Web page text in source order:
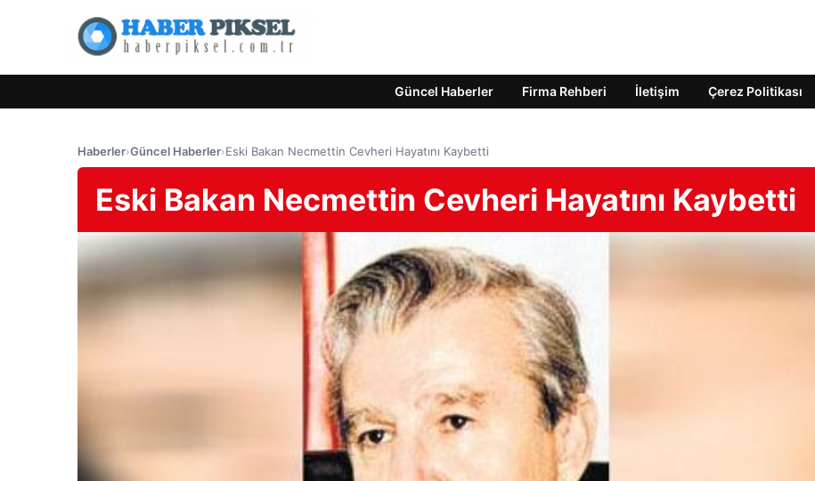
Güncel Haberler Firma Rehberi İletişim Çerez Politikası
Haberler›Güncel Haberler›Eski Bakan Necmettin Cevheri Hayatını Kaybetti
Eski Bakan Necmettin Cevheri Hayatını Kaybetti